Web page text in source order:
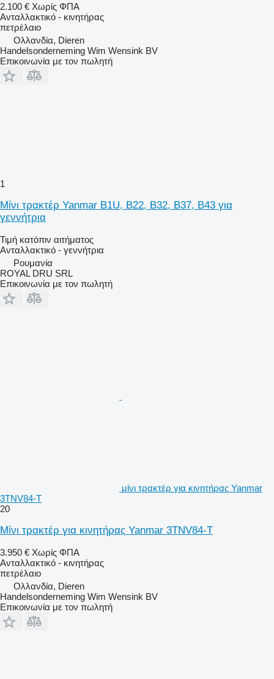
2.100 € Χωρίς ΦΠΑ
Ανταλλακτικό - κινητήρας
πετρέλαιο
Ολλανδία, Dieren
Handelsonderneming Wim Wensink BV
Επικοινωνία με τον πωλητή
1
Μίνι τρακτέρ Yanmar B1U, B22, B32, B37, B43 για
γεννήτρια
Τιμή κατόπιν αιτήματος
Ανταλλακτικό - γεννήτρια
Ρουμανία
ROYAL DRU SRL
Επικοινωνία με τον πωλητή
μίνι τρακτέρ για κινητήρας Yanmar
3TNV84-T
20
Μίνι τρακτέρ για κινητήρας Yanmar 3TNV84-T
3.950 € Χωρίς ΦΠΑ
Ανταλλακτικό - κινητήρας
πετρέλαιο
Ολλανδία, Dieren
Handelsonderneming Wim Wensink BV
Επικοινωνία με τον πωλητή